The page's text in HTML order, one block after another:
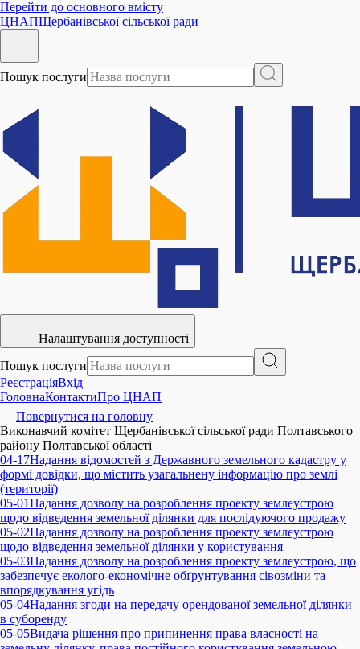
Перейти до основного вмісту
ЦНАПЩербанівської сільської ради
Пошук послуги
Налаштування доступності
Пошук послуги
РеєстраціяВхід
ГоловнаКонтактиПро ЦНАП
Повернутися на головну
Виконавчий комітет Щербанівської сільської ради Полтавського
району Полтавської області
04-17Надання відомостей з Державного земельного кадастру у
формі довідки, що містить узагальнену інформацію про землі
(території)
05-01Надання дозволу на розроблення проекту землеустрою
щодо відведення земельної ділянки для послідуючого продажу
05-02Надання дозволу на розроблення проекту землеустрою
щодо відведення земельної ділянки у користування
05-03Надання дозволу на розроблення проекту землеустрою, що
забезпечує еколого-економічне обґрунтування сівозміни та
впорядкування угідь
05-04Надання згоди на передачу орендованої земельної ділянки
в суборенду
05-05Видача рішення про припинення права власності на